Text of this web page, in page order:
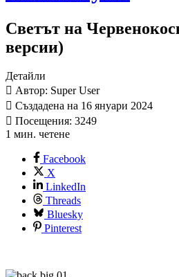
Светът на
версии)
Детайли
Автор: Super User
Създадена на 16 януари 2024
Посещения: 3249
1 мин. четене
Facebook
X
LinkedIn
Threads
Bluesky
Pinterest